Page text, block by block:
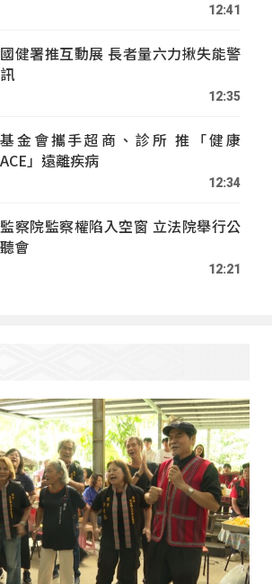
12:41
國健署推互動展 長者量六力揪失能警
訊
12:35
基金會攜手超商、診所 推「健康
ACE」遠離疾病
12:34
監察院監察權陷入空窗 立法院舉行公
聽會
12:21